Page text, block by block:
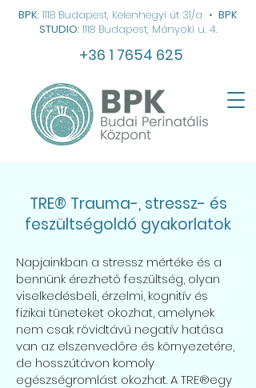
BPK: 1118 Budapest, Kelenhegyi út 31/a • BPK
STUDIO: 1118 Budapest, Mányoki u. 4.
+36 1 7654 625
TRE® Trauma-, stressz- és
feszültségoldó gyakorlatok
Napjainkban a stressz mértéke és a
bennünk érezhető feszültség, olyan
viselkedésbeli, érzelmi, kognitív és
fizikai tüneteket okozhat, amelynek
nem csak rövidtávú negatív hatása
van az elszenvedőre és környezetére,
de hosszútávon komoly
egészségromlást okozhat. A TRE®egy